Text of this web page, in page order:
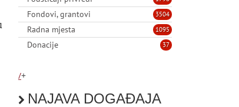
3504
Fondovi, grantovi
1095
Radna mjesta
37
Donacije
/+
NAJAVA DOGAĐAJA